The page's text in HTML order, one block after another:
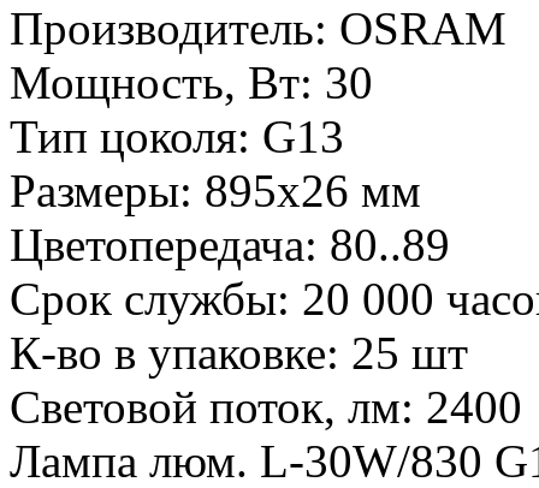
Производитель: OSRAM
Мощность, Вт: 30
Тип цоколя: G13
Размеры: 895х26 мм
Цветопередача: 80..89
Срок службы: 20 000
К-во в упаковке: 25 шт
Световой поток, лм: 2400
Лампа люм. L-30W/830